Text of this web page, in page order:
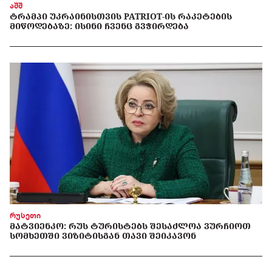
აშშ
ᲢᲠᲐᲛᲞᲘ ᲣᲙᲠᲐᲘᲜᲘᲡᲗᲕᲘᲡ PATRIOT-ᲘᲡ ᲠᲐᲙᲔᲢᲔᲑᲘᲡ
ᲛᲘᲬᲝᲓᲔᲑᲐᲖᲔ: ᲘᲡᲘᲜᲘ ᲩᲕᲔᲜᲪ ᲒᲕᲭᲘᲠᲓᲔᲑᲐ
რუსეთი
ᲛᲐᲢᲕᲘᲔᲜᲙᲝ: ᲠᲣᲡ ᲢᲣᲠᲘᲡᲢᲔᲑᲡ ᲨᲔᲡᲐᲫᲚᲝᲐ ᲕᲣᲠᲩᲘᲝᲗ
ᲡᲝᲛᲮᲔᲗᲨᲘ ᲕᲘᲖᲘᲢᲘᲡᲒᲐᲜ ᲗᲐᲕᲘ ᲨᲔᲘᲙᲐᲕᲝᲜ